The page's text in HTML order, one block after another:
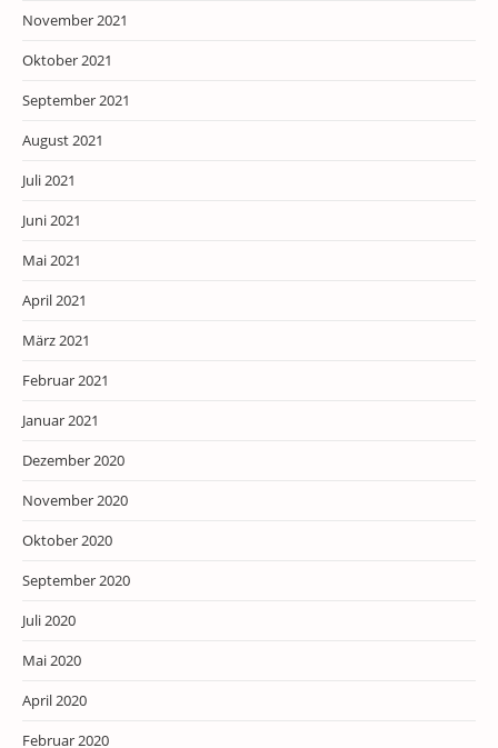
November 2021
Oktober 2021
September 2021
August 2021
Juli 2021
Juni 2021
Mai 2021
April 2021
März 2021
Februar 2021
Januar 2021
Dezember 2020
November 2020
Oktober 2020
September 2020
Juli 2020
Mai 2020
April 2020
Februar 2020